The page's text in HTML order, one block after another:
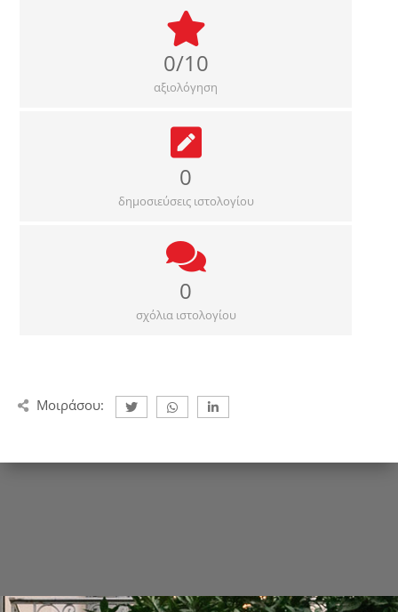
0/10
αξιολόγηση
0
δημοσιεύσεις ιστολογίου
0
σχόλια ιστολογίου
Μοιράσου: